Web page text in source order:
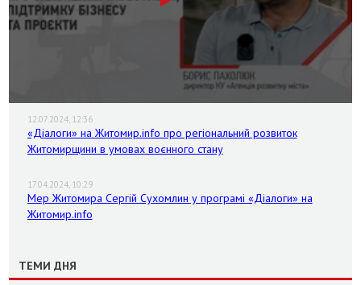
12.07.2024, 12:36
«Діалоги» на Житомир.info про регіональний розвиток
Житомирщини в умовах воєнного стану
17.04.2024, 10:29
Мер Житомира Сергій Сухомлин у програмі «Діалоги» на
Житомир.info
ТЕМИ ДНЯ